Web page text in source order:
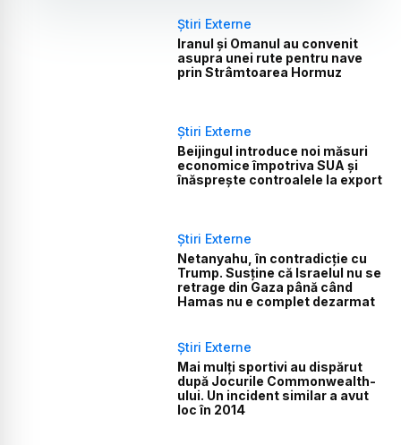
Știri Externe
Iranul și Omanul au convenit
asupra unei rute pentru nave
prin Strâmtoarea Hormuz
Știri Externe
Beijingul introduce noi măsuri
economice împotriva SUA și
înăsprește controalele la export
Știri Externe
Netanyahu, în contradicție cu
Trump. Susține că Israelul nu se
retrage din Gaza până când
Hamas nu e complet dezarmat
Știri Externe
Mai mulți sportivi au dispărut
după Jocurile Commonwealth-
ului. Un incident similar a avut
loc în 2014